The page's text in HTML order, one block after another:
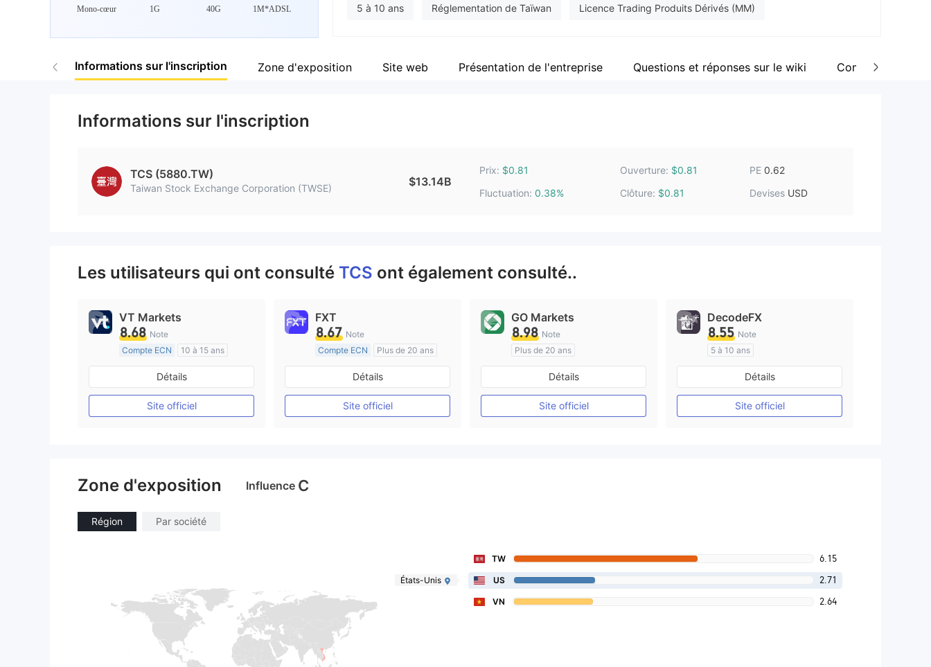
Mono-cœur 1G 40G 1M*ADSL
Personnel
5 à 10 ans Réglementation de Taïwan Licence Trading Produits Dérivés (MM)
Informations sur l'inscription Zone d'exposition Site web Présentation de l'entreprise Questions et réponses sur le wiki Commentaire
Informations sur l'inscription
TCS (5880.TW)
Taiwan Stock Exchange Corporation (TWSE) $13.14B
Prix: $0.81 Ouverture: $0.81 PE 0.62
Fluctuation: 0.38% Clôture: $0.81 Devises USD
Les utilisateurs qui ont consulté TCS ont également consulté..
VT Markets
8.68 Note
Compte ECN
10 à 15 ans
Réglementation de Australie
Market Making (MM)
Etiquette principale MT4
Détails
Site officiel
FXT
8.67 Note
Compte ECN
Plus de 20 ans
Réglementation de Australie
Market Making (MM)
Etiquette principale MT4
Détails
Site officiel
GO Markets
8.98 Note
Plus de 20 ans
Réglementation de Australie
Market Making (MM)
cTrader
Détails
Site officiel
DecodeFX
8.55 Note
5 à 10 ans
Réglementation de Australie
Market Making (MM)
Etiquette principale MT4
Détails
Site officiel
Zone d'exposition Influence C
Région Par société
TW 6.15
États-Unis US 2.71
VN 2.64